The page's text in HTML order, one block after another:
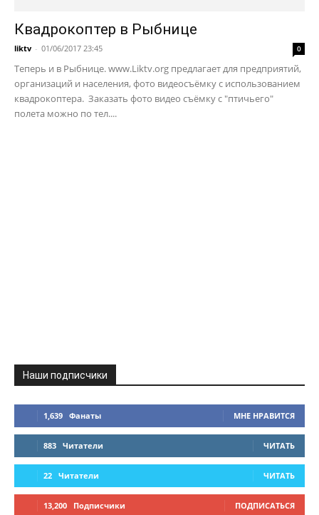
Квадрокоптер в Рыбнице
liktv - 01/06/2017 23:45 0
Теперь и в Рыбнице. www.Liktv.org предлагает для предприятий,
организаций и населения, фото видеосъёмку с использованием
квадрокоптера. Заказать фото видео съёмку с "птичьего"
полета можно по тел....
Наши подписчики
1,639 Фанаты МНЕ НРАВИТСЯ
883 Читатели ЧИТАТЬ
22 Читатели ЧИТАТЬ
13,200 Подписчики ПОДПИСАТЬСЯ